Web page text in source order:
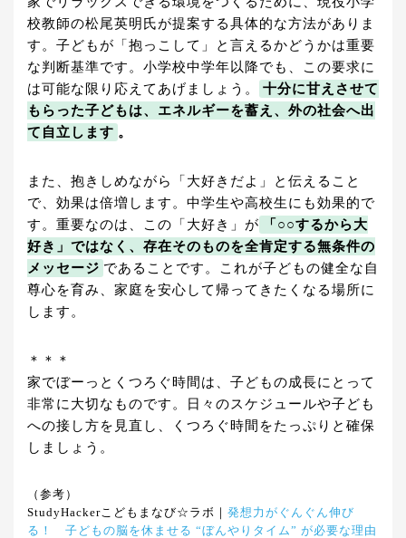
校教師の松尾英明氏が提案する具体的な方法がありま
す。子どもが「抱っこして」と言えるかどうかは重要
な判断基準です。小学校中学年以降でも、この要求に
は可能な限り応えてあげましょう。
十分に甘えさせて
もらった子どもは、エネルギーを蓄え、外の社会へ出
て自立します 。
また、抱きしめながら「大好きだよ」と伝えること
で、効果は倍増します。中学生や高校生にも効果的で
す。重要なのは、この「大好き」が
「○○するから大
好き」ではなく、存在そのものを全肯定する無条件の
メッセージ であることです。これが子どもの健全な自
尊心を育み、家庭を安心して帰ってきたくなる場所に
します。
＊＊＊
家でぼーっとくつろぐ時間は、子どもの成長にとって
非常に大切なものです。日々のスケジュールや子ども
への接し方を見直し、くつろぐ時間をたっぷりと確保
しましょう。
（参考）
StudyHackerこどもまなび☆ラボ｜ 発想力がぐんぐん伸び
る！ 子どもの脳を休ませる “ぼんやりタイム” が必要な理由